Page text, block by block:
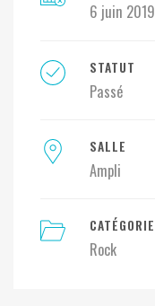
6 juin 2019
STATUT
Passé
SALLE
Ampli
CATÉGORIE
Rock